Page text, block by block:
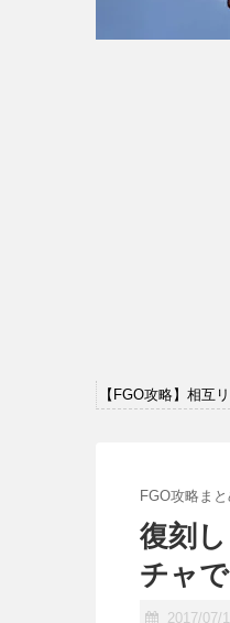
【FGO攻略】相互
FGO攻略ま
復刻
チャ
2017/07/